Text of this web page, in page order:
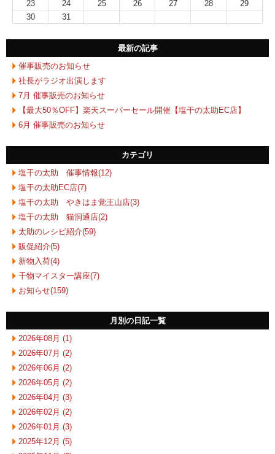
23
24 25 26 27 28
29
30
31
最新の記事
催事販売のお知らせ
社長がラジオ出演します
7月 催事販売のお知らせ
【最大50％OFF】楽天スーパーセール開催【塩干の太助EC店】
6月 催事販売のお知らせ
カテゴリ
塩干の太助 催事情報(12)
塩干の太助EC店(7)
塩干の太助 やきはま覚王山店(3)
塩干の太助 猫洞通店(2)
太助のレシピ紹介(59)
販促紹介(5)
新物入荷(4)
干物マイスター講座(7)
お知らせ(159)
月別の日記一覧
2026年08月 (1)
2026年07月 (2)
2026年06月 (2)
2026年05月 (2)
2026年04月 (3)
2026年02月 (2)
2026年01月 (3)
2025年12月 (5)